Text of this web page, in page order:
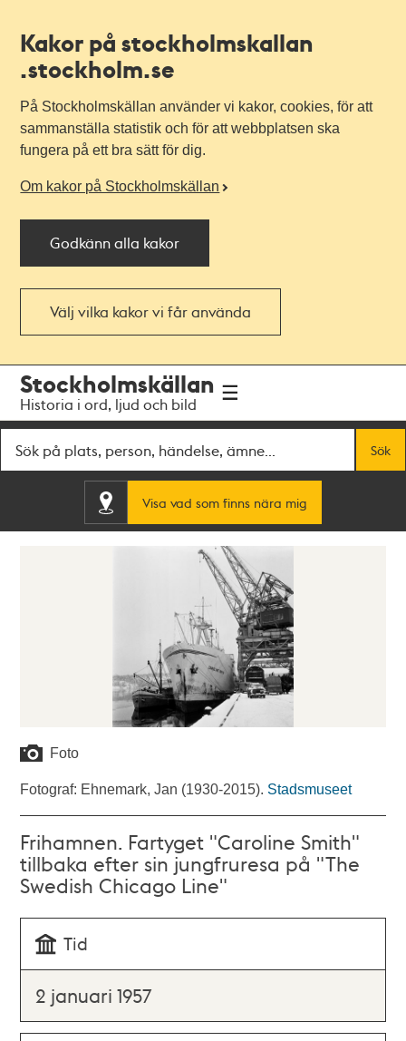
Kakor på stockholmskallan
.stockholm.se
På Stockholmskällan använder vi kakor, cookies, för att
sammanställa statistik och för att webbplatsen ska
fungera på ett bra sätt för dig.
Om kakor på Stockholmskällan
Godkänn alla kakor
Välj vilka kakor vi får använda
navigationen
huvudinnehållet
Stockholmskällan
Historia i ord, ljud och bild
Sök
Visa vad som finns nära mig
Foto
Fotograf: Ehnemark, Jan (1930-2015). Stadsmuseet
Frihamnen. Fartyget "Caroline Smith"
tillbaka efter sin jungfruresa på "The
Swedish Chicago Line"
Tid
2 januari 1957